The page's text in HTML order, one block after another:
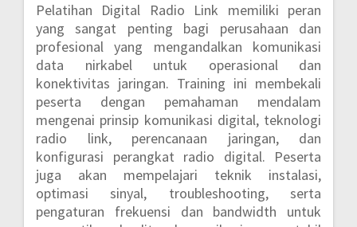
Pelatihan Digital Radio Link memiliki peran
yang sangat penting bagi perusahaan dan
profesional yang mengandalkan komunikasi
data nirkabel untuk operasional dan
konektivitas jaringan. Training ini membekali
peserta dengan pemahaman mendalam
mengenai prinsip komunikasi digital, teknologi
radio link, perencanaan jaringan, dan
konfigurasi perangkat radio digital. Peserta
juga akan mempelajari teknik instalasi,
optimasi sinyal, troubleshooting, serta
pengaturan frekuensi dan bandwidth untuk